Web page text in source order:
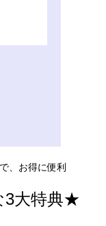
、お得に便利
3大特典★